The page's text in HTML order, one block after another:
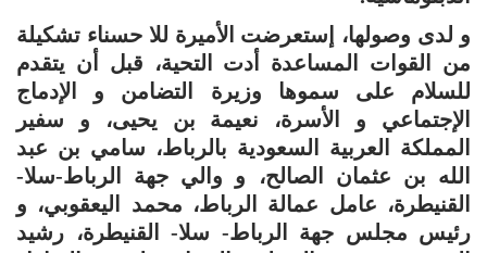
و لدى وصولها، إستعرضت الأميرة للا حسناء تشكيلة
من القوات المساعدة أدت التحية، قبل أن يتقدم
للسلام على سموها وزيرة التضامن و الإدماج
الإجتماعي و الأسرة، نعيمة بن يحيى، و سفير
المملكة العربية السعودية بالرباط، سامي بن عبد
الله بن عثمان الصالح، و والي جهة الرباط-سلا-
القنيطرة، عامل عمالة الرباط، محمد اليعقوبي، و
رئيس مجلس جهة الرباط- سلا- القنيطرة، رشيد